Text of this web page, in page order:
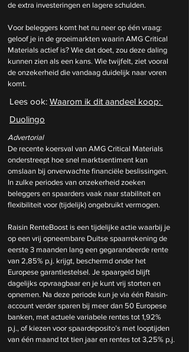
de extra investeringen en lagere schulden.
Voor beleggers komt het nu neer op één vraag:
geloof je in de groeimarkten waarin AMG Critical
Materials actief is? Wie dat doet, zou deze daling
kunnen zien als een kans. Wie twijfelt, ziet vooral
de onzekerheid die vandaag duidelijk naar voren
komt.
Lees ook: Waarom ik dit aandeel koop:
Duolingo
Advertorial
De recente koersval van AMG Critical Materials
onderstreept hoe snel marktsentiment kan
omslaan bij onverwachte financiële beslissingen.
In zulke periodes van onzekerheid zoeken
beleggers en spaarders vaak naar stabiliteit en
flexibiliteit voor (tijdelijk) ongebruikt vermogen.
Raisin RenteBoost is een tijdelijke actie waarbij je
op een vrij opneembare Duitse spaarrekening de
eerste 3 maanden lang een gegarandeerde rente
van 2,85% p.j. krijgt, beschermd onder het
Europese garantiestelsel. Je spaargeld blijft
dagelijks opvraagbaar en je kunt vrij storten en
opnemen. Na deze periode kun je via één Raisin-
account verder sparen bij meer dan 50 Europese
banken, met actuele variabele rentes tot 1,92%
p.j., of kiezen voor spaardeposito’s met looptijden
van één maand tot tien jaar en rentes tot 3,25% p.j.